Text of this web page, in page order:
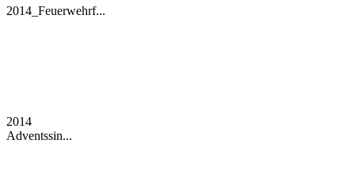
2014_Feuerwehrf...
2014
Adventssin...